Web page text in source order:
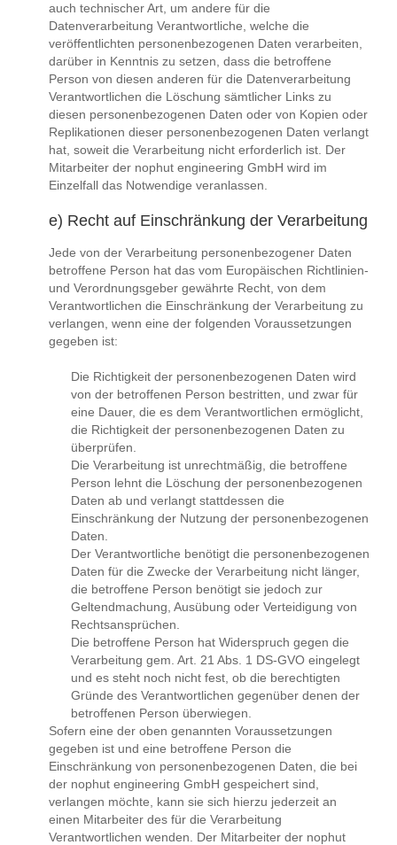
auch technischer Art, um andere für die
Datenverarbeitung Verantwortliche, welche die
veröffentlichten personenbezogenen Daten verarbeiten,
darüber in Kenntnis zu setzen, dass die betroffene
Person von diesen anderen für die Datenverarbeitung
Verantwortlichen die Löschung sämtlicher Links zu
diesen personenbezogenen Daten oder von Kopien oder
Replikationen dieser personenbezogenen Daten verlangt
hat, soweit die Verarbeitung nicht erforderlich ist. Der
Mitarbeiter der nophut engineering GmbH wird im
Einzelfall das Notwendige veranlassen.
e) Recht auf Einschränkung der Verarbeitung
Jede von der Verarbeitung personenbezogener Daten
betroffene Person hat das vom Europäischen Richtlinien-
und Verordnungsgeber gewährte Recht, von dem
Verantwortlichen die Einschränkung der Verarbeitung zu
verlangen, wenn eine der folgenden Voraussetzungen
gegeben ist:
Die Richtigkeit der personenbezogenen Daten wird
von der betroffenen Person bestritten, und zwar für
eine Dauer, die es dem Verantwortlichen ermöglicht,
die Richtigkeit der personenbezogenen Daten zu
überprüfen.
Die Verarbeitung ist unrechtmäßig, die betroffene
Person lehnt die Löschung der personenbezogenen
Daten ab und verlangt stattdessen die
Einschränkung der Nutzung der personenbezogenen
Daten.
Der Verantwortliche benötigt die personenbezogenen
Daten für die Zwecke der Verarbeitung nicht länger,
die betroffene Person benötigt sie jedoch zur
Geltendmachung, Ausübung oder Verteidigung von
Rechtsansprüchen.
Die betroffene Person hat Widerspruch gegen die
Verarbeitung gem. Art. 21 Abs. 1 DS-GVO eingelegt
und es steht noch nicht fest, ob die berechtigten
Gründe des Verantwortlichen gegenüber denen der
betroffenen Person überwiegen.
Sofern eine der oben genannten Voraussetzungen
gegeben ist und eine betroffene Person die
Einschränkung von personenbezogenen Daten, die bei
der nophut engineering GmbH gespeichert sind,
verlangen möchte, kann sie sich hierzu jederzeit an
einen Mitarbeiter des für die Verarbeitung
Verantwortlichen wenden. Der Mitarbeiter der nophut